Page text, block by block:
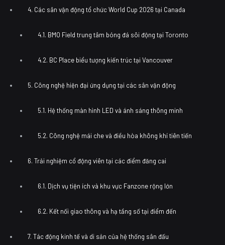
4. Các sân vận động tổ chức World Cup 2026 tại Canada
4.1. BMO Field trung tâm bóng đá sôi động tại Toronto
4.2. BC Place biểu tượng kiến trúc tại Vancouver
5. Công nghệ hiện đại ứng dụng tại các sân vận động
5.1. Hệ thống màn hình LED và ánh sáng thông minh
5.2. Công nghệ mái che và điều hòa không khí tiên tiến
6. Trải nghiệm cổ động viên tại các điểm đăng cai
6.1. Dịch vụ tiện ích và khu vực Fanzone rộng lớn
6.2. Kết nối giao thông và hạ tầng số tại điểm đến
7. Tác động kinh tế và di sản của hệ thống sân đấu